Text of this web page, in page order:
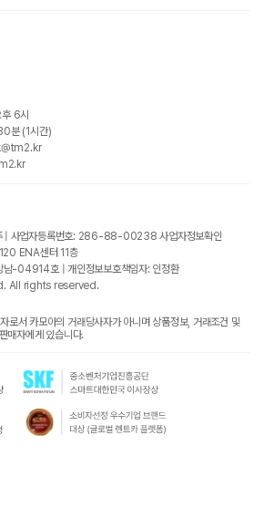
6시
분 (1시간)
| 사업자등록번호: 286-88-00238 사업자정보확인
ENA센터 11층
-04914호 | 개인정보보호책임자: 인정환
All rights reserved.
로서 카모아의 거래당사자가 아니며 상품정보, 거래조건 및
매자에게 있습니다.